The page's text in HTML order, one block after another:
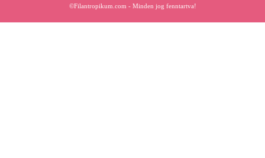
©Filantropikum.com - Minden jog fenntartva!